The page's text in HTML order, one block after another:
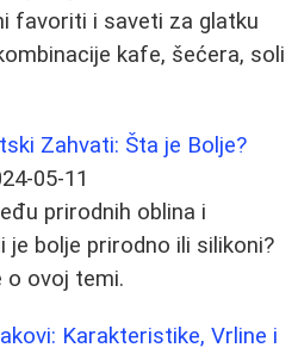
favoriti i saveti za glatku
kafe, šećera, soli
Zahvati: Šta je Bolje?
05-11
prirodnih oblina i
je bolje prirodno ili silikoni?
o ovoj temi.
Karakteristike, Vrline i